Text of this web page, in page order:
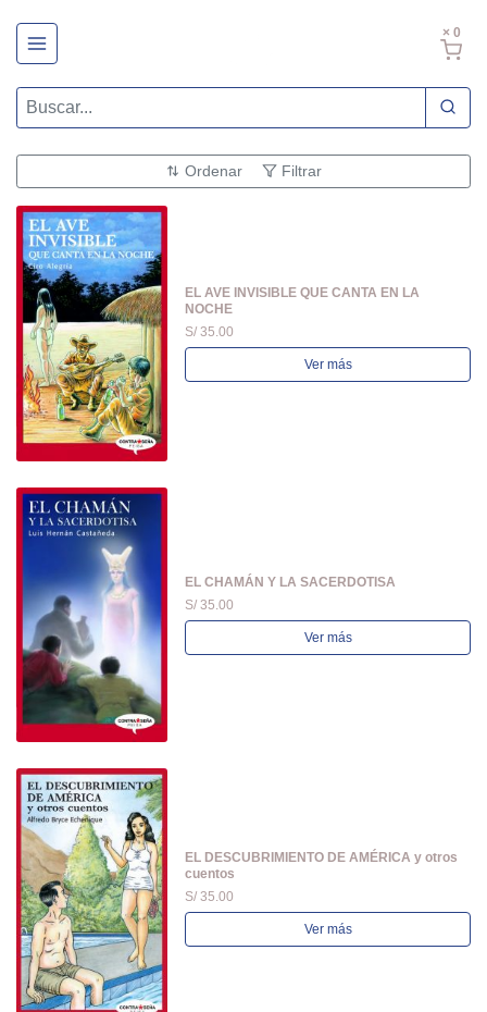
× 0
Ordenar Filtrar
EL AVE INVISIBLE QUE CANTA EN LA
NOCHE
S/ 35.00
Ver más
EL CHAMÁN Y LA SACERDOTISA
S/ 35.00
Ver más
EL DESCUBRIMIENTO DE AMÉRICA y otros
cuentos
S/ 35.00
Ver más